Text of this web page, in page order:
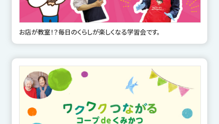
お店が教室！？毎日のくらしが楽しくなる学習会です。